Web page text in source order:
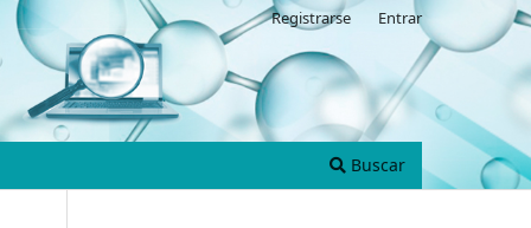
Buscar
Registrarse Entrar